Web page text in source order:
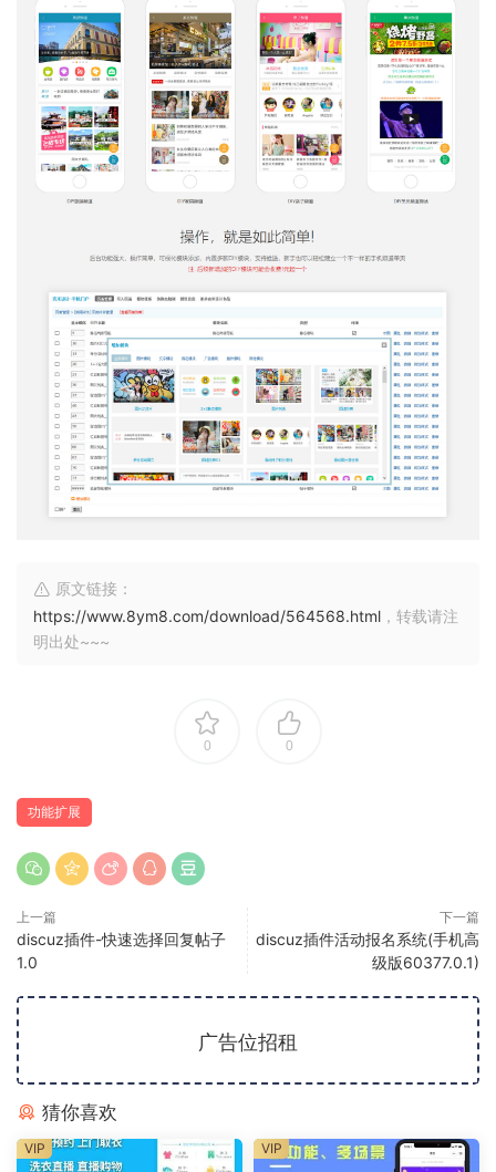
原文链接：
https://www.8ym8.com/download/564568.html ，转载请注
明出处~~~
0 0
功能扩展
上一篇
discuz插件-快速选择回复帖子
1.0
下一篇
discuz插件活动报名系统(手机高
级版60377.0.1)
广告位招租
猜你喜欢
VIP VIP